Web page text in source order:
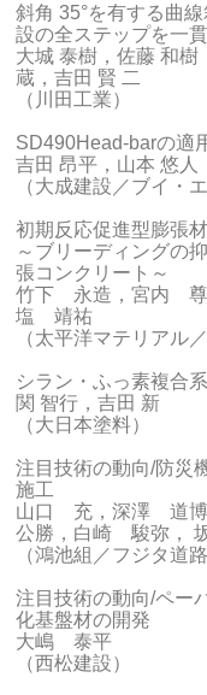
斜角 35°を有する曲
設の全ステップを一
大城 泰樹，佐藤 和樹
蔵，吉田 賢 二
（川田工業）
SD490Head-barの適
吉田 昂平，山本 悠
（大成建設／ブイ・
初期反応促進型膨張
～ブリーディングの
張コンクリート～
竹下 永造，宮内
塩 靖祐
（太平洋マテリアル
シラン・ふっ素複合
関 智行，吉田 新
（大日本塗料）
注目技術の動向/防災
施工
山口 充，深澤 道
公勝，白崎 駿弥，
（鴻池組／フジタ道路
注目技術の動向/ペー
化基盤材の開発
大嶋 泰平
（西松建設）